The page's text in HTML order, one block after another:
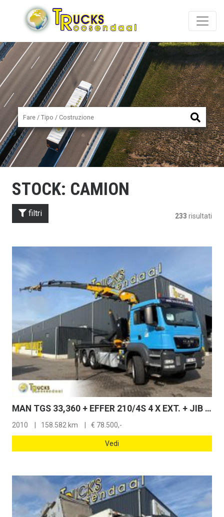
STOCK: CAMION
233 risultati
filtri
MAN TGS 33,360 + EFFER 210/4S 4 X EXT. + JIB 2 S 2 X EXT + HOOK ARM SYSTEM + 6X4 + 158582 KM + EURO 5
2010 158.582 km € 78.500,-
Vedi